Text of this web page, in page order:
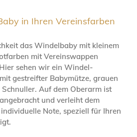
in Ihren Vereinsfarben
das Windelbaby mit kleinem
mit Vereinswappen
sehen wir ein Windel-
gestreifter Babymütze, grauen
Auf dem Oberarm ist
und verleiht dem
Note, speziell für Ihren